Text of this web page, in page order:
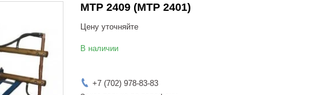
МТР 2409 (МТР 2401)
Цену уточняйте
В наличии
+7 (702) 978-83-83